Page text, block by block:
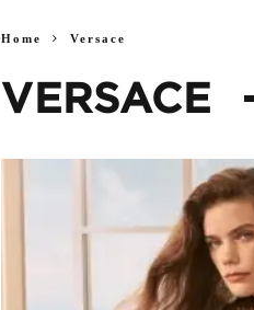
Home Versace
VERSACE